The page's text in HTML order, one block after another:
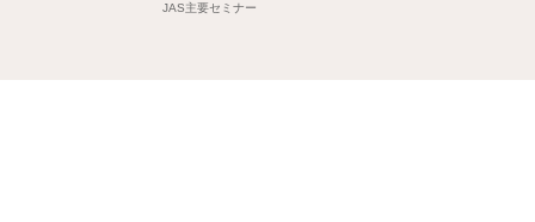
JAS主要セミナー